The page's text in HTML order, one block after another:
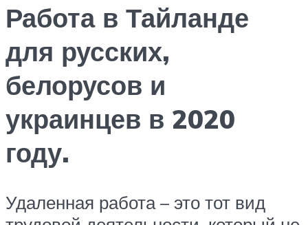
Работа в Тайланде
для русских,
белорусов и
украинцев в 2020
году.
Удаленная работа – это тот вид